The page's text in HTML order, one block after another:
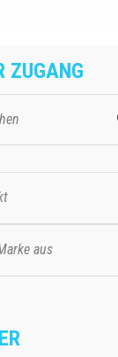
ZUGANG
aus